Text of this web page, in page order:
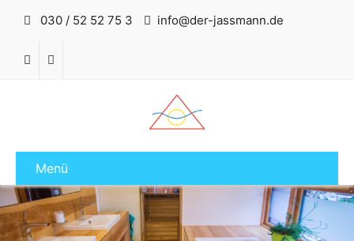
030 / 52 52 75 3 info@der-jassmann.de
Menü